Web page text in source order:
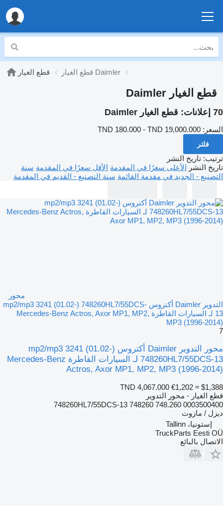
قطع الغيار قطع الغيار Daimler
قطع الغيار Daimler
70 إعلانات: قطع الغيار Daimler
السعر: TND 180.000 - TND 19,000.000
فلتر
ترتيب: تاريخ النشر
تاريخ النشر الأعلى سعرًا في المقدمة الأقل سعرًا في المقدمة سنة
التصنيع - الجديد في مقدمة القائمة سنة التصنيع - القديم في المقدمة
محور
التدوير Daimler أكتروس mp2/mp3 3241 (01.02-) 748260HL7/55DCS-
13 لـ السيارات القاطرة Mercedes-Benz Actros, Axor MP1, MP2,
MP3 (1996-2014)
7
محور التدوير Daimler أكتروس mp2/mp3 3241 (01.02-)
748260HL7/55DCS-13 لـ السيارات القاطرة Mercedes-Benz
Actros, Axor MP1, MP2, MP3 (1996-2014)
TND 4,067.000 €1,202 ≈ $1,388
قطع الغيار - محور التدوير
748260HL7/55DCS-13 748260 748.260 0003500400
ديزل / مازوت
إستونيا، Tallinn
TruckParts Eesti OÜ
الاتصال بالبائع